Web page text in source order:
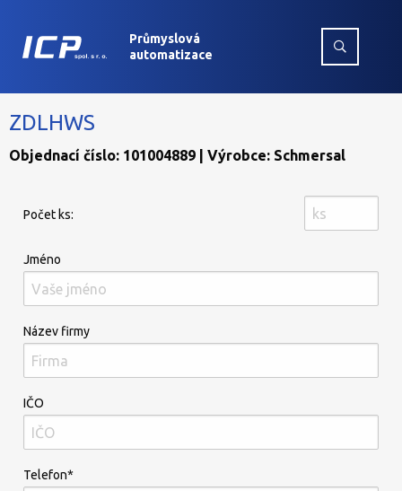
Průmyslová
automatizace
ZDLHWS
Objednací číslo: 101004889 | Výrobce: Schmersal
Počet ks:
Jméno
Název firmy
IČO
Telefon*